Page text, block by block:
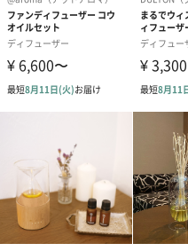
リフレッシュさせてくれます。
ディスタントショアーズ
ふわりとさわやかな香り
海岸線に沿った丘に咲き乱れ
ム、ラベンダーに、みずみず
スとペパーミントに感覚が目